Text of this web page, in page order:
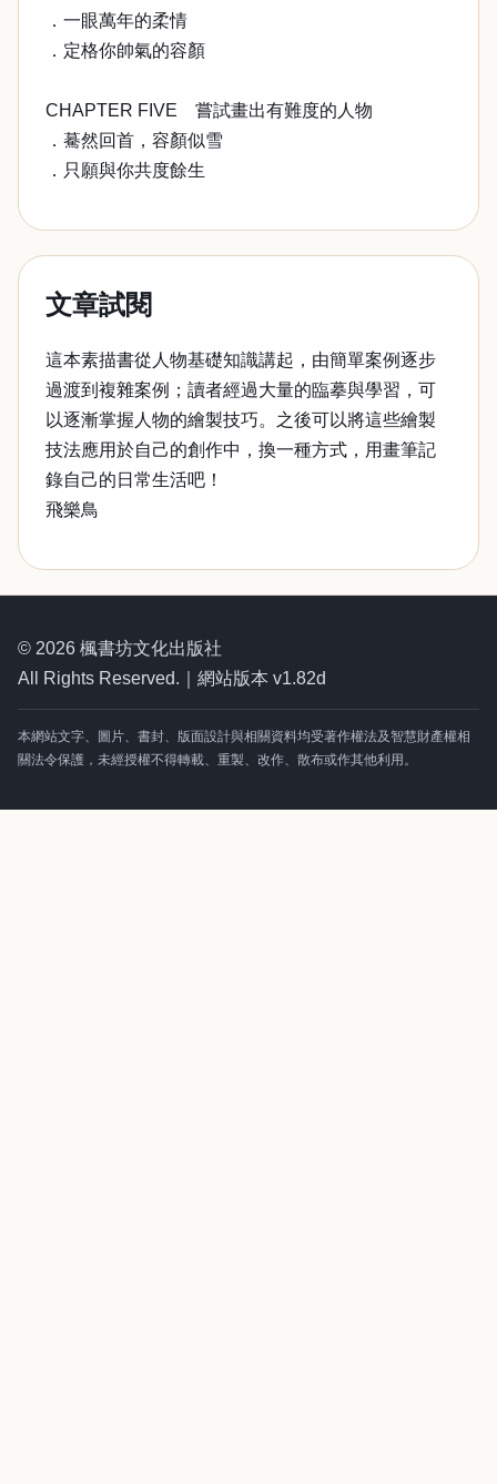
．一眼萬年的柔情
．定格你帥氣的容顏
CHAPTER FIVE 嘗試畫出有難度的人物
．驀然回首，容顏似雪
．只願與你共度餘生
文章試閱
這本素描書從人物基礎知識講起，由簡單案例逐步
過渡到複雜案例；讀者經過大量的臨摹與學習，可
以逐漸掌握人物的繪製技巧。之後可以將這些繪製
技法應用於自己的創作中，換一種方式，用畫筆記
錄自己的日常生活吧！
飛樂鳥
© 2026 楓書坊文化出版社
All Rights Reserved.｜網站版本 v1.82d
本網站文字、圖片、書封、版面設計與相關資料均受著作權法及智慧財產權相
關法令保護，未經授權不得轉載、重製、改作、散布或作其他利用。